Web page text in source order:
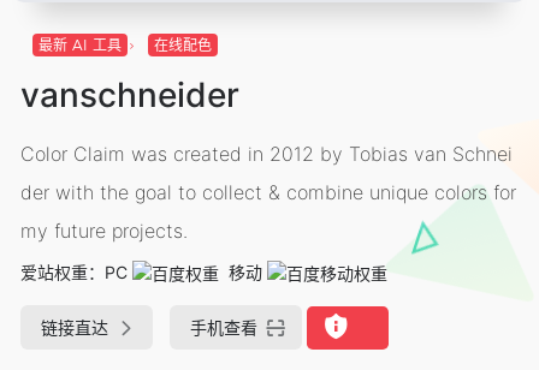
最新 AI 工具 在线配色
vanschneider
Color Claim was created in 2012 by Tobias van Schnei
der with the goal to collect & combine unique colors for
my future projects.
爱站权重： PC 移动
链接直达 手机查看